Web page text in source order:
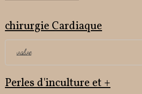
chirurgie Cardiaque
valve
Perles d'inculture et +